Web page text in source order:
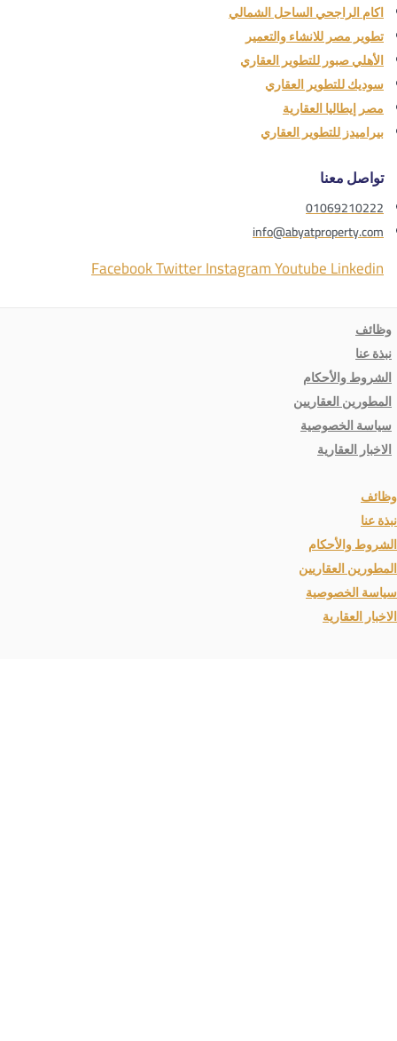
اكام الراجحي الساحل الشمالي
تطوير مصر للانشاء والتعمير
الأهلي صبور للتطوير العقاري
سوديك للتطوير العقاري
مصر إيطاليا العقارية
بيراميدز للتطوير العقاري
تواصل معنا
01069210222
info@abyatproperty.com
FacebookTwitterInstagramYoutubeLinkedin
وظائف
نبذة عنا
الشروط والأحكام
المطورين العقاريين
سياسة الخصوصية
الاخبار العقارية
وظائف
نبذة عنا
الشروط والأحكام
المطورين العقاريين
سياسة الخصوصية
الاخبار العقارية